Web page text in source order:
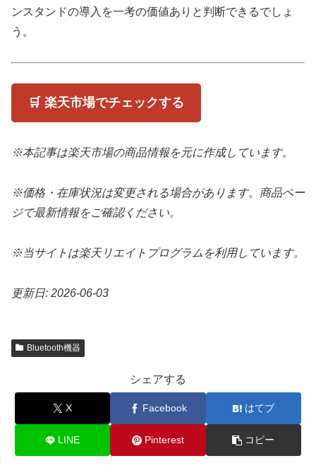
ンスタンドの導入を一考の価値ありと判断できるでしょ
う。
🛒 楽天市場でチェックする
※本記事は楽天市場の商品情報を元に作成しています。
※価格・在庫状況は変更される場合があります。商品ペー
ジで最新情報をご確認ください。
※当サイトは楽天リエイトプログラムを利用しています。
更新日: 2026-06-03
Bluetooth機器
シェアする
X Facebook はてブ
LINE Pinterest コピー